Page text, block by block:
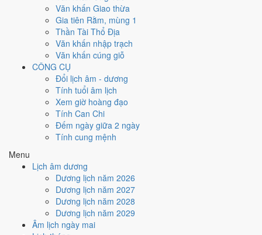
Văn khấn Giao thừa
Gia tiên Rằm, mùng 1
Thần Tài Thổ Địa
Văn khấn nhập trạch
Văn khấn cúng giỗ
CÔNG CỤ
Đổi lịch âm - dương
Tính tuổi âm lịch
Xem giờ hoàng đạo
Tính Can Chi
Đếm ngày giữa 2 ngày
Tính cung mệnh
Menu
Lịch âm dương
Dương lịch năm 2026
Dương lịch năm 2027
Dương lịch năm 2028
Dương lịch năm 2029
Âm lịch ngày mai
Cưới hỏi - đính hôn
/10Rất tốt
Cưới hỏi - đính hôn hôm nay ở
Trực Thành, Sao Mão và Ngày Hoàng Đạo
Cách tính ngày tốt
🏪
Khai trương - mở cửa hàng
Rất tốt
Khai trương - mở cửa hàng hôm nay ở
Trực Thành và Ngày Hoàng Đạo
Cách tính ngày tốt
Ký hợp đồng - giao ước
Rất tốt
Ký hợp đồng - giao ước hôm nay ở
Trực Thành và Ngày Hoàng Đạo
Cách tính ngày tốt
Động thổ - khởi công
Rất tốt
Động thổ - khởi công hôm nay ở
Trực Thành và Ngày Hoàng Đạo